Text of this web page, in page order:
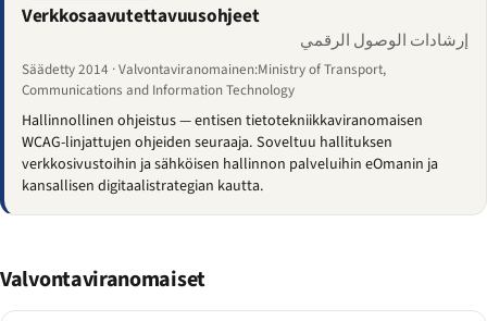
Verkkosaavutettavuusohjeet
إرشادات الوصول الرقمي
Säädetty 2014 · Valvontaviranomainen:Ministry of Transport,
Communications and Information Technology
Hallinnollinen ohjeistus — entisen tietotekniikkaviranomaisen
WCAG-linjattujen ohjeiden seuraaja. Soveltuu hallituksen
verkkosivustoihin ja sähköisen hallinnon palveluihin eOmanin ja
kansallisen digitaalistrategian kautta.
Valvontaviranomaiset